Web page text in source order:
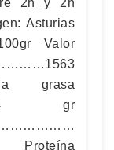
2h y 2h
Asturias
Valor
grasa
gr